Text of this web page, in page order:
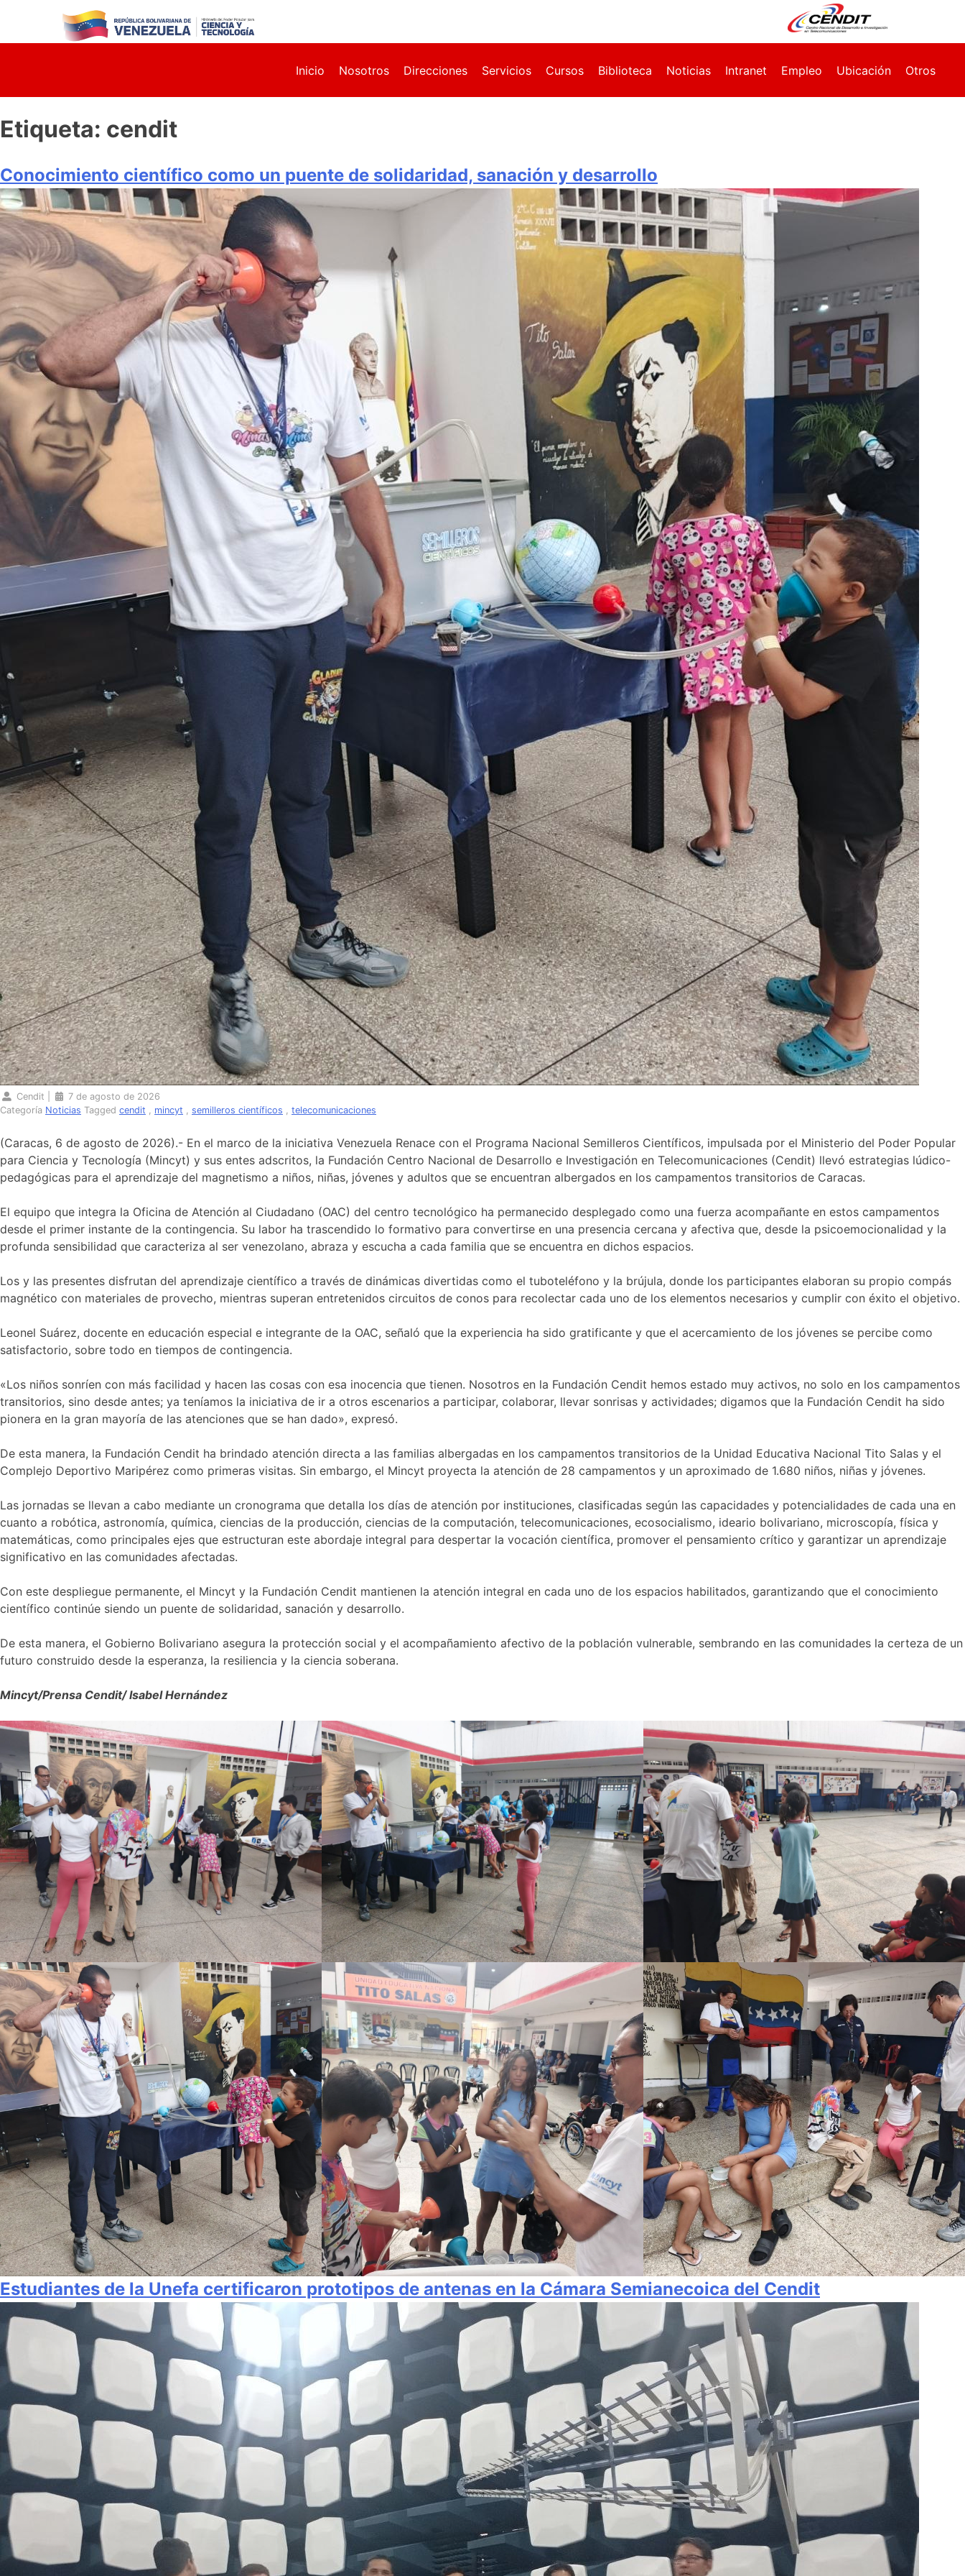
content
Inicio
Nosotros Direcciones Servicios Cursos Biblioteca Noticias Intranet Empleo Ubicación Otros
Etiqueta: cendit
Conocimiento científico como un puente de solidaridad, sanación y desarrollo
Cendit
7 de agosto de 2026
Categoría Noticias Tagged cendit mincyt semilleros científicos telecomunicaciones
(Caracas, 6 de agosto de 2026).- En el marco de la iniciativa Venezuela Renace con el Programa Nacional Semilleros Científicos, impulsada por el Ministerio del Poder Popular
para Ciencia y Tecnología (Mincyt) y sus entes adscritos, la Fundación Centro Nacional de Desarrollo e Investigación en Telecomunicaciones (Cendit) llevó estrategias lúdico-
pedagógicas para el aprendizaje del magnetismo a niños, niñas, jóvenes y adultos que se encuentran albergados en los campamentos transitorios de Caracas.
El equipo que integra la Oficina de Atención al Ciudadano (OAC) del centro tecnológico ha permanecido desplegado como una fuerza acompañante en estos campamentos
desde el primer instante de la contingencia. Su labor ha trascendido lo formativo para convertirse en una presencia cercana y afectiva que, desde la psicoemocionalidad y la
profunda sensibilidad que caracteriza al ser venezolano, abraza y escucha a cada familia que se encuentra en dichos espacios.
Los y las presentes disfrutan del aprendizaje científico a través de dinámicas divertidas como el tuboteléfono y la brújula, donde los participantes elaboran su propio compás
magnético con materiales de provecho, mientras superan entretenidos circuitos de conos para recolectar cada uno de los elementos necesarios y cumplir con éxito el objetivo.
Leonel Suárez, docente en educación especial e integrante de la OAC, señaló que la experiencia ha sido gratificante y que el acercamiento de los jóvenes se percibe como
satisfactorio, sobre todo en tiempos de contingencia.
«Los niños sonríen con más facilidad y hacen las cosas con esa inocencia que tienen. Nosotros en la Fundación Cendit hemos estado muy activos, no solo en los campamentos
transitorios, sino desde antes; ya teníamos la iniciativa de ir a otros escenarios a participar, colaborar, llevar sonrisas y actividades; digamos que la Fundación Cendit ha sido
pionera en la gran mayoría de las atenciones que se han dado», expresó.
De esta manera, la Fundación Cendit ha brindado atención directa a las familias albergadas en los campamentos transitorios de la Unidad Educativa Nacional Tito Salas y el
Complejo Deportivo Maripérez como primeras visitas. Sin embargo, el Mincyt proyecta la atención de 28 campamentos y un aproximado de 1.680 niños, niñas y jóvenes.
Las jornadas se llevan a cabo mediante un cronograma que detalla los días de atención por instituciones, clasificadas según las capacidades y potencialidades de cada una en
cuanto a robótica, astronomía, química, ciencias de la producción, ciencias de la computación, telecomunicaciones, ecosocialismo, ideario bolivariano, microscopía, física y
matemáticas, como principales ejes que estructuran este abordaje integral para despertar la vocación científica, promover el pensamiento crítico y garantizar un aprendizaje
significativo en las comunidades afectadas.
Con este despliegue permanente, el Mincyt y la Fundación Cendit mantienen la atención integral en cada uno de los espacios habilitados, garantizando que el conocimiento
científico continúe siendo un puente de solidaridad, sanación y desarrollo.
De esta manera, el Gobierno Bolivariano asegura la protección social y el acompañamiento afectivo de la población vulnerable, sembrando en las comunidades la certeza de un
futuro construido desde la esperanza, la resiliencia y la ciencia soberana.
Mincyt/Prensa Cendit/ Isabel Hernández
Estudiantes de la Unefa certificaron prototipos de antenas en la Cámara Semianecoica del Cendit